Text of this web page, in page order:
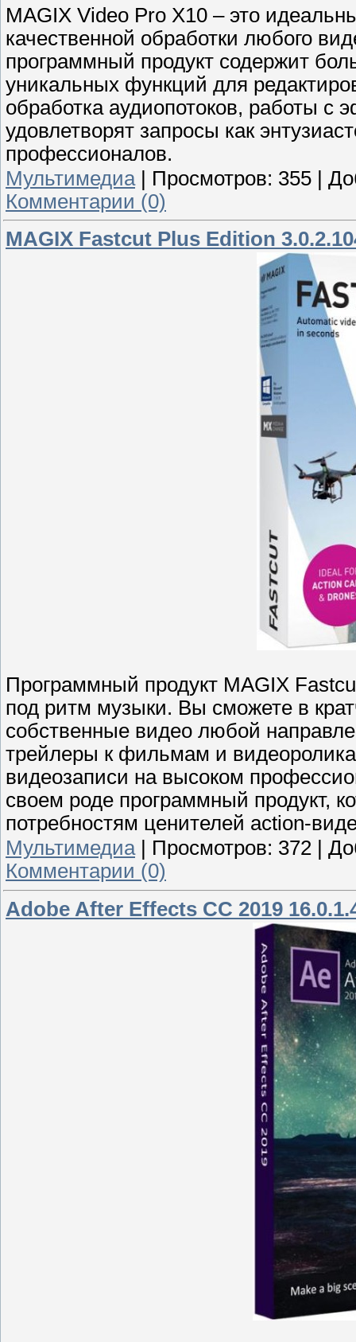
MAGIX Video Pro X10 – это
качественной обработки любого
программный продукт содержит
уникальных функций для
обработка аудиопотоков, работы с
удовлетворят запросы как
профессионалов.
Мультимедиа | Просмотров: 355 |
Комментарии (0)
MAGIX Fastcut Plus Edition
Программный продукт MAGIX
под ритм музыки. Вы сможете в
собственные видео любой
трейлеры к фильмам и
видеозаписи на высоком
своем роде программный продукт,
потребностям ценителей action-
Мультимедиа| Просмотров: 372
Комментарии (0)
Adobe After Effects CC 2019